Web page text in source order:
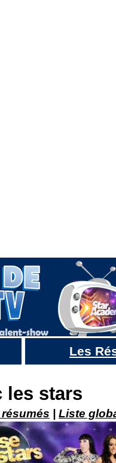
Les
les stars
Liste